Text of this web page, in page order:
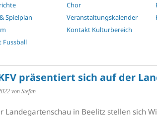
Spielplan
Fussball
Chor
Veranstaltungskalender
Kontakt Kulturbereich
präsentiert sich auf der
von Stefan
Landegartenschau in Beelitz stellen sich